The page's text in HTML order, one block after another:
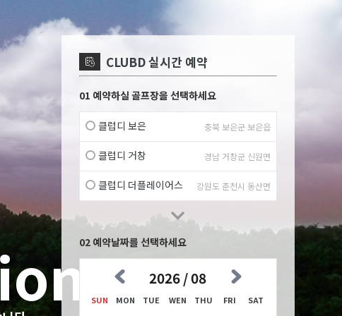
CLUBD 실시간 예약
01 예약하실 골프장을 선택하세요
클럽디 보은 충북 보은군 보은읍
클럽디 거창 경남 거창군 신원면
클럽디 더플레이어스 강원도 춘천시 동산면
02 예약날짜를 선택하세요
2026 / 08
SUN MON TUE WEN THU FRI SAT